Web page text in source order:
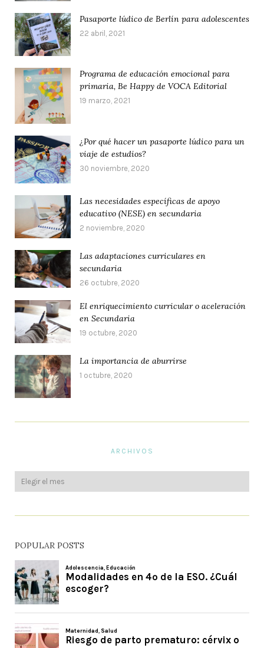
Pasaporte lúdico de Berlín para adolescentes
22 abril, 2021
Programa de educación emocional para
primaria, Be Happy de VOCA Editorial
19 marzo, 2021
¿Por qué hacer un pasaporte lúdico para un
viaje de estudios?
30 noviembre, 2020
Las necesidades específicas de apoyo
educativo (NESE) en secundaria
2 noviembre, 2020
Las adaptaciones curriculares en
secundaria
26 octubre, 2020
El enriquecimiento curricular o aceleración
en Secundaria
19 octubre, 2020
La importancia de aburrirse
1 octubre, 2020
ARCHIVOS
POPULAR POSTS